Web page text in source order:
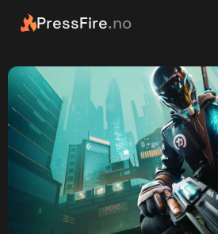
PressFire.no